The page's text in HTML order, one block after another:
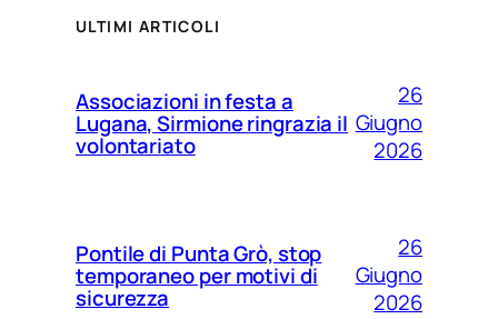
ULTIMI ARTICOLI
Associazioni in festa a
Lugana, Sirmione ringrazia il
volontariato
26
Giugno
2026
Pontile di Punta Grò, stop
temporaneo per motivi di
sicurezza
26
Giugno
2026